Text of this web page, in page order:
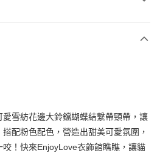
雪紡花邊大鈴鐺蝴蝶結繫帶頸帶，讓
配粉色配色，營造出甜美可愛氛圍，
！快來EnjoyLove衣飾館瞧瞧，讓貓